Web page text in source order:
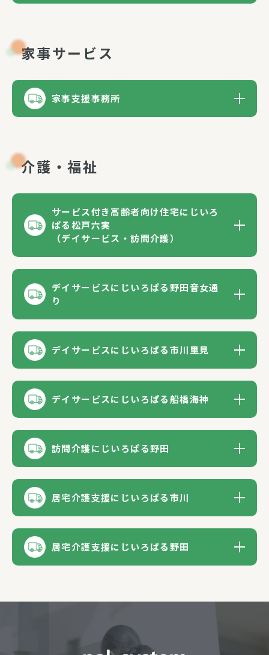
家事サービス
家事支援事務所
介護・福祉
サービス付き高齢者向け住宅にじいろ
ぱる松戸六実
（デイサービス・訪問介護）
デイサービスにじいろぱる野田音女通
り
デイサービスにじいろぱる市川里見
デイサービスにじいろぱる船橋海神
訪問介護にじいろぱる野田
居宅介護支援にじいろぱる市川
居宅介護支援にじいろぱる野田